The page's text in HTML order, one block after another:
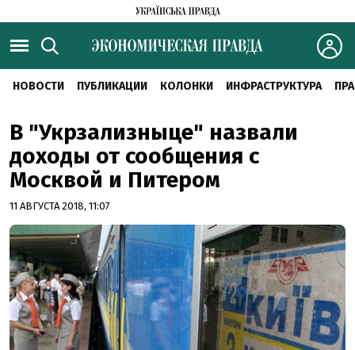
НОВОСТИ ПУБЛИКАЦИИ КОЛОНКИ ИНФРАСТРУКТУРА
В "Укрзализныце" назвали
доходы от сообщения с
Москвой и Питером
11 АВГУСТА 2018, 11:07